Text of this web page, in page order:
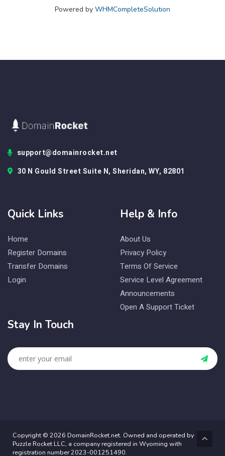
Powered by WHMCompleteSolution
support@domainrocket.net
30 N Gould Street Suite N, Sheridan, WY, 82801
Quick Links
Home
Register Domains
Transfer Domains
Login
Help & Info
About Us
Privacy Policy
Terms Of Service
Service Level Agreement
Announcements
Open A Support Ticket
Stay In Touch
Copyright © 2026 DomainRocket.net. Owned and operated by
Puzzle Rocket LLC, a company registered in Wyoming with
registration number 2023-001251490.